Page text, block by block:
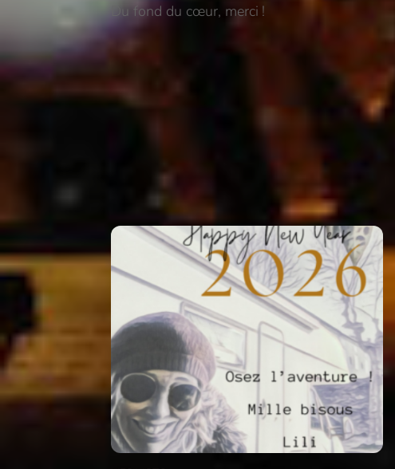
Du fond du cœur, merci !
Lili in wonderland 🇬🇧
Related Posts